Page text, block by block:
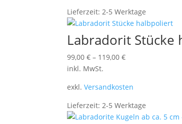
Lieferzeit:2-5 Werktage
Labradorit Stücke
99,00€ – 119,00€
inkl. MwSt.
exkl.Versandkosten
Lieferzeit:2-5 Werktage